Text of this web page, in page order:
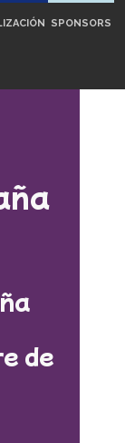
SPONSORS
de